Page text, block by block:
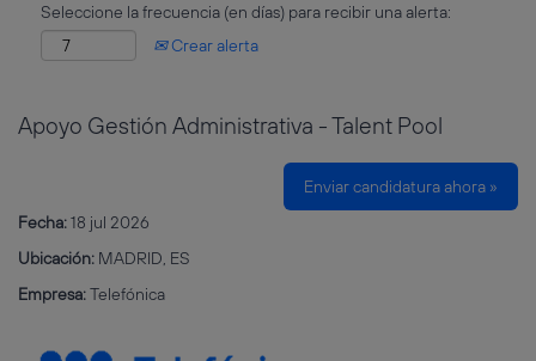
Seleccione la frecuencia (en días) para recibir una alerta:
Crear alerta
Apoyo Gestión Administrativa - Talent Pool
Enviar candidatura ahora »
Fecha:18 jul 2026
Ubicación: MADRID, ES
Empresa:Telefónica